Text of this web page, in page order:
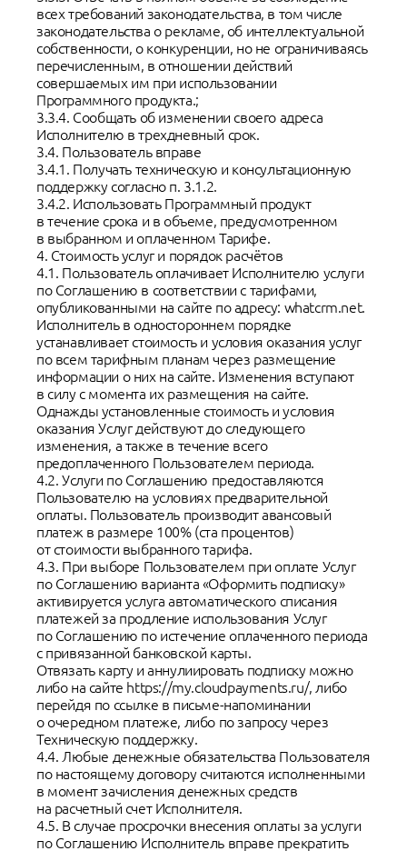
всех требований законодательства, в том числе
законодательства о рекламе, об интеллектуальной
собственности, о конкуренции, но не ограничиваясь
перечисленным, в отношении действий
совершаемых им при использовании
Программного продукта.;
3.3.4. Сообщать об изменении своего адреса
Исполнителю в трехдневный срок.
3.4. Пользователь вправе
3.4.1. Получать техническую и консультационную
поддержку согласно п. 3.1.2.
3.4.2. Использовать Программный продукт
в течение срока и в объеме, предусмотренном
в выбранном и оплаченном Тарифе.
4. Стоимость услуг и порядок расчётов
4.1. Пользователь оплачивает Исполнителю услуги
по Соглашению в соответствии с тарифами,
опубликованными на сайте по адресу: whatcrm.net.
Исполнитель в одностороннем порядке
устанавливает стоимость и условия оказания услуг
по всем тарифным планам через размещение
информации о них на сайте. Изменения вступают
в силу с момента их размещения на сайте.
Однажды установленные стоимость и условия
оказания Услуг действуют до следующего
изменения, а также в течение всего
предоплаченного Пользователем периода.
4.2. Услуги по Соглашению предоставляются
Пользователю на условиях предварительной
оплаты. Пользователь производит авансовый
платеж в размере 100% (ста процентов)
от стоимости выбранного тарифа.
4.3. При выборе Пользователем при оплате Услуг
по Соглашению варианта «Оформить подписку»
активируется услуга автоматического списания
платежей за продление использования Услуг
по Соглашению по истечение оплаченного периода
с привязанной банковской карты.
Отвязать карту и аннулиировать подписку можно
либо на сайте https://my.cloudpayments.ru/, либо
перейдя по ссылке в письме-напоминании
о очередном платеже, либо по запросу через
Техническую поддержку.
4.4. Любые денежные обязательства Пользователя
по настоящему договору считаются исполненными
в момент зачисления денежных средств
на расчетный счет Исполнителя.
4.5. В случае просрочки внесения оплаты за услуги
по Соглашению Исполнитель вправе прекратить